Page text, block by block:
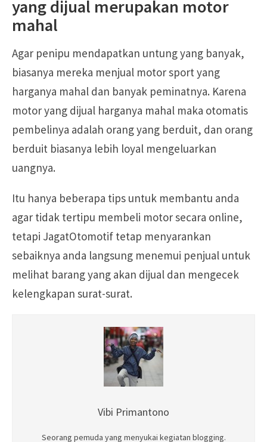
yang dijual merupakan motor
mahal
Agar penipu mendapatkan untung yang banyak,
biasanya mereka menjual motor sport yang
harganya mahal dan banyak peminatnya. Karena
motor yang dijual harganya mahal maka otomatis
pembelinya adalah orang yang berduit, dan orang
berduit biasanya lebih loyal mengeluarkan
uangnya.
Itu hanya beberapa tips untuk membantu anda
agar tidak tertipu membeli motor secara online,
tetapi JagatOtomotif tetap menyarankan
sebaiknya anda langsung menemui penjual untuk
melihat barang yang akan dijual dan mengecek
kelengkapan surat-surat.
Vibi Primantono
Seorang pemuda yang menyukai kegiatan blogging.